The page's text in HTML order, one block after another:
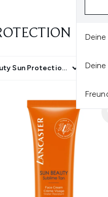
Sun Protection